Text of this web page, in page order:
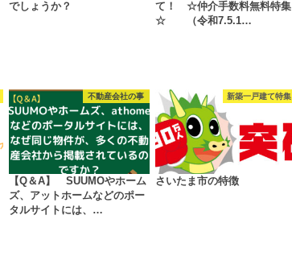
でしょうか？
て！ ☆仲介手数料無料特集
☆ （令和7.5.1…
不動産会社の事
【Q＆A】 SUUMOやホーム
ズ、アットホームなどのポー
タルサイトには、…
新築一戸建て特集
さいたま市の特徴